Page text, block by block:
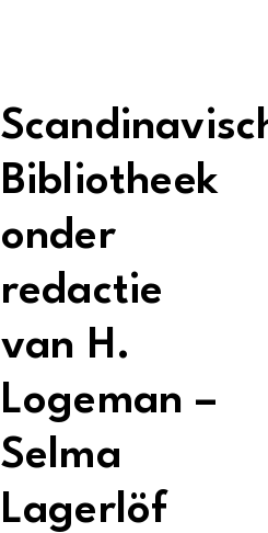
Bibliotheek
onder
redactie
van H.
Logeman –
Selma
Lagerlöf